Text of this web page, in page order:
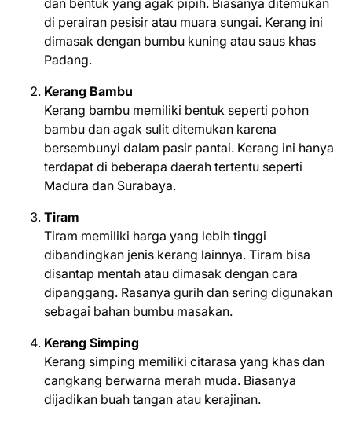
dan bentuk yang agak pipih. Biasanya ditemukan
di perairan pesisir atau muara sungai. Kerang ini
dimasak dengan bumbu kuning atau saus khas
Padang.
Kerang Bambu
Kerang bambu memiliki bentuk seperti pohon
bambu dan agak sulit ditemukan karena
bersembunyi dalam pasir pantai. Kerang ini hanya
terdapat di beberapa daerah tertentu seperti
Madura dan Surabaya.
Tiram
Tiram memiliki harga yang lebih tinggi
dibandingkan jenis kerang lainnya. Tiram bisa
disantap mentah atau dimasak dengan cara
dipanggang. Rasanya gurih dan sering digunakan
sebagai bahan bumbu masakan.
Kerang Simping
Kerang simping memiliki citarasa yang khas dan
cangkang berwarna merah muda. Biasanya
dijadikan buah tangan atau kerajinan.